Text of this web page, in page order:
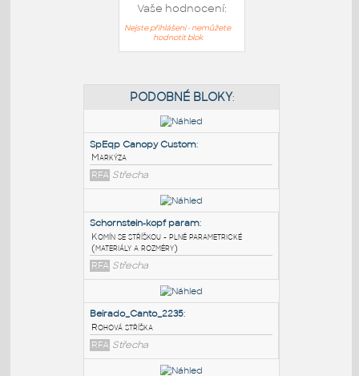
Vaše hodnocení:
Nejste přihlášeni - nemůžete
hodnotit blok
PODOBNÉ BLOKY
SpEqp Canopy Custom
RFA Střecha
Schornstein-kopf param